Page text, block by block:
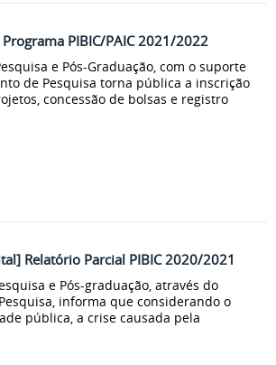
PIBIC/PAIC 2021/2022
e Pós-Graduação, com o suporte
de Pesquisa torna pública a inscrição
concessão de bolsas e registro
Relatório Parcial PIBIC 2020/2021
e Pós-graduação, através do
informa que considerando o
pública, a crise causada pela